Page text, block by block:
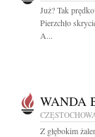
Już? Tak
Pierzchło
A...
WANDA
Z głębokim